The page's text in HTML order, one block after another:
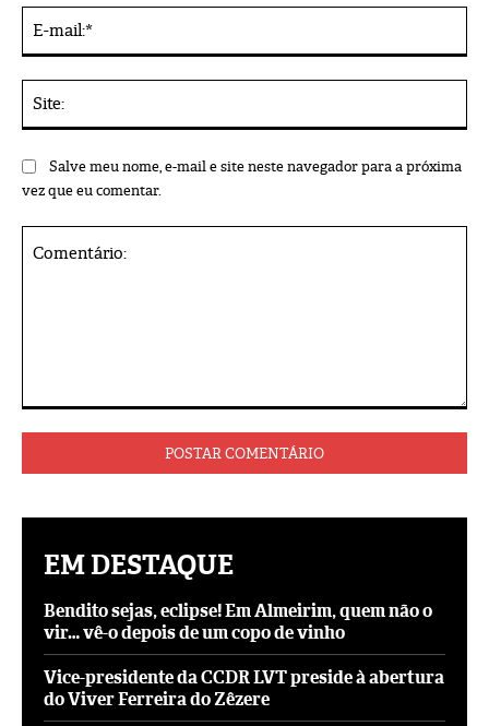
Salve meu nome, e-mail e site neste navegador para a próxima
vez que eu comentar.
EM DESTAQUE
Bendito sejas, eclipse! Em Almeirim, quem não o
vir… vê-o depois de um copo de vinho
Vice-presidente da CCDR LVT preside à abertura
do Viver Ferreira do Zêzere